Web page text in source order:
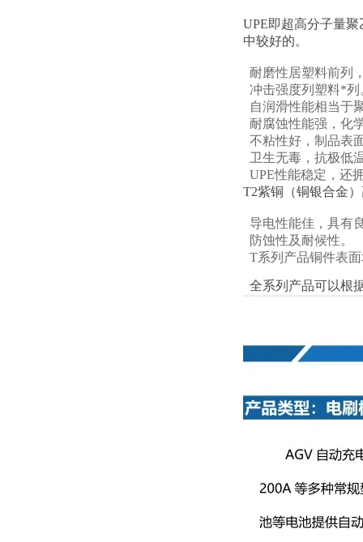
UPE即超高分子量
中较好的。
耐磨性居塑料前列
冲击强度列塑料*列
自润滑性能相当于
耐腐蚀性能强，化
不粘性好，制品表
卫生无毒，抗极低
UPE性能稳定，还
T2紫铜（铜银合金
导电性能佳，具有
防蚀性及耐候性。
T系列产品铜件表
全系列产品可以根